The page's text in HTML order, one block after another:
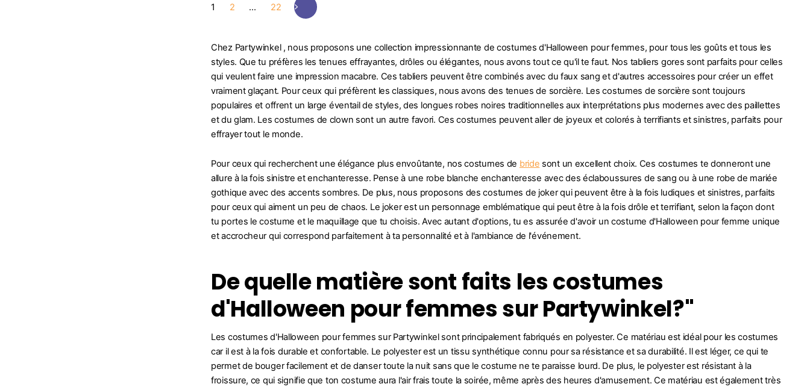
1 2 … 22
Chez Partywinkel , nous proposons une collection impressionnante de costumes d'Halloween pour femmes, pour tous les goûts et tous les
styles. Que tu préfères les tenues effrayantes, drôles ou élégantes, nous avons tout ce qu'il te faut. Nos tabliers gores sont parfaits pour celles
qui veulent faire une impression macabre. Ces tabliers peuvent être combinés avec du faux sang et d'autres accessoires pour créer un effet
vraiment glaçant. Pour ceux qui préfèrent les classiques, nous avons des tenues de sorcière. Les costumes de sorcière sont toujours
populaires et offrent un large éventail de styles, des longues robes noires traditionnelles aux interprétations plus modernes avec des paillettes
et du glam. Les costumes de clown sont un autre favori. Ces costumes peuvent aller de joyeux et colorés à terrifiants et sinistres, parfaits pour
effrayer tout le monde.
Pour ceux qui recherchent une élégance plus envoûtante, nos costumes de bride sont un excellent choix. Ces costumes te donneront une
allure à la fois sinistre et enchanteresse. Pense à une robe blanche enchanteresse avec des éclaboussures de sang ou à une robe de mariée
gothique avec des accents sombres. De plus, nous proposons des costumes de joker qui peuvent être à la fois ludiques et sinistres, parfaits
pour ceux qui aiment un peu de chaos. Le joker est un personnage emblématique qui peut être à la fois drôle et terrifiant, selon la façon dont
tu portes le costume et le maquillage que tu choisis. Avec autant d'options, tu es assurée d'avoir un costume d'Halloween pour femme unique
et accrocheur qui correspond parfaitement à ta personnalité et à l'ambiance de l'événement.
De quelle matière sont faits les costumes
d'Halloween pour femmes sur Partywinkel?"
Les costumes d'Halloween pour femmes sur Partywinkel sont principalement fabriqués en polyester. Ce matériau est idéal pour les costumes
car il est à la fois durable et confortable. Le polyester est un tissu synthétique connu pour sa résistance et sa durabilité. Il est léger, ce qui te
permet de bouger facilement et de danser toute la nuit sans que le costume ne te paraisse lourd. De plus, le polyester est résistant à la
froissure, ce qui signifie que ton costume aura l'air frais toute la soirée, même après des heures d'amusement. Ce matériau est également très